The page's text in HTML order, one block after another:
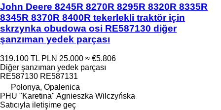
John Deere 8245R 8270R 8295R 8320R 8335R
8345R 8370R 8400R tekerlekli traktör için
skrzynka obudowa osi RE587130 diğer
şanzıman yedek parçası
319.100 TL PLN 25.000 ≈ €5.806
Diğer şanzıman yedek parçası
RE587130 RE587131
Polonya, Opalenica
PHU "Karetina" Agnieszka Wilczyńska
Satıcıyla iletişime geç